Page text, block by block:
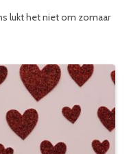
lukt het niet om zomaar